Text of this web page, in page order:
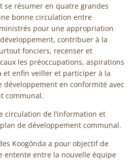
se résumer en quatre grandes
bonne circulation entre
pour une appropriation
contribuer à la
fonciers, recenser et
les préoccupations, aspirations
et enfin veiller et participer à la
développement en conformité avec
communal.
circulation de l’information et
de développement communal.
Koogônda a pour objectif de
entente entre la nouvelle équipe